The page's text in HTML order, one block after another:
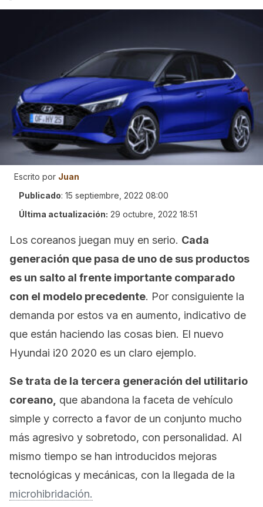
Escrito por Juan
Publicado: 15 septiembre, 2022 08:00
Última actualización: 29 octubre, 2022 18:51
Los coreanos juegan muy en serio. Cada
generación que pasa de uno de sus productos
es un salto al frente importante comparado
con el modelo precedente. Por consiguiente la
demanda por estos va en aumento, indicativo de
que están haciendo las cosas bien. El nuevo
Hyundai i20 2020 es un claro ejemplo.
Se trata de la tercera generación del utilitario
coreano, que abandona la faceta de vehículo
simple y correcto a favor de un conjunto mucho
más agresivo y sobretodo, con personalidad. Al
mismo tiempo se han introducidos mejoras
tecnológicas y mecánicas, con la llegada de la
microhibridación.